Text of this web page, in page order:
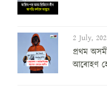
2 July,
প্ৰথম
আৰোহণ